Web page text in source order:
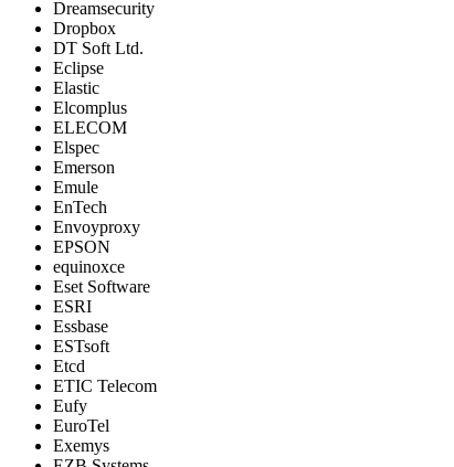
Dreamsecurity
Dropbox
DT Soft Ltd.
Eclipse
Elastic
Elcomplus
ELECOM
Elspec
Emerson
Emule
EnTech
Envoyproxy
EPSON
equinoxce
Eset Software
ESRI
Essbase
ESTsoft
Etcd
ETIC Telecom
Eufy
EuroTel
Exemys